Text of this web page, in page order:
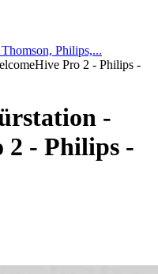
Philips,...
Pro 2 - Philips -
-
2 - Philips -